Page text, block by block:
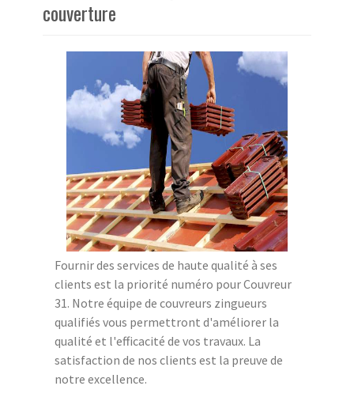
couverture
Fournir des services de haute qualité à ses
clients est la priorité numéro pour Couvreur
31. Notre équipe de couvreurs zingueurs
qualifiés vous permettront d'améliorer la
qualité et l'efficacité de vos travaux. La
satisfaction de nos clients est la preuve de
notre excellence.